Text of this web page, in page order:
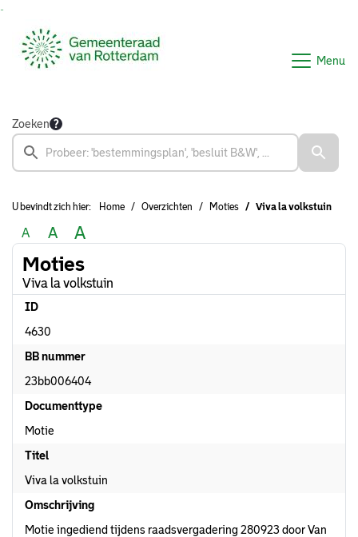
Menu
Zoeken
U bevindt zich hier: Home Overzichten Moties Viva la volkstuin
A A A
Moties
Viva la volkstuin
ID
4630
BB nummer
23bb006404
Documenttype
Motie
Titel
Viva la volkstuin
Omschrijving
Motie ingediend tijdens raadsvergadering 280923 door Van